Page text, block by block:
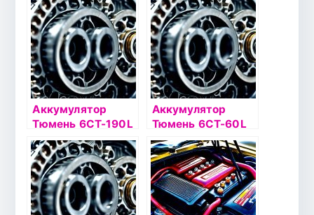
Аккумулятор
Тюмень 6СТ-190L
STANDARD конус
о/п
Аккумулятор
Тюмень 6СТ-60L
Сибирь